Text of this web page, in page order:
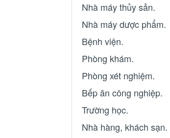
Nhà máy thủy sản.
Nhà máy dược phẩm.
Bệnh viện.
Phòng khám.
Phòng xét nghiệm.
Bếp ăn công nghiệp.
Trường học.
Nhà hàng, khách sạn.